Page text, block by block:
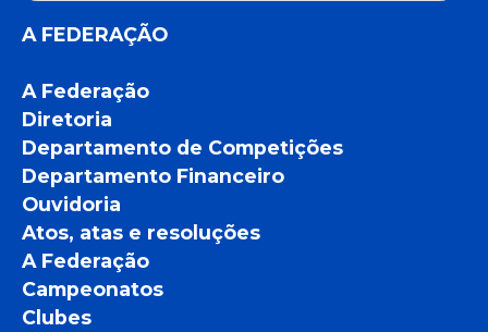
A FEDERAÇÃO
A Federação
Diretoria
Departamento de Competições
Departamento Financeiro
Ouvidoria
Atos, atas e resoluções
A Federação
Campeonatos
Clubes